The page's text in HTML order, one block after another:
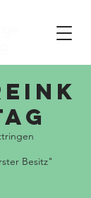
Besitz"